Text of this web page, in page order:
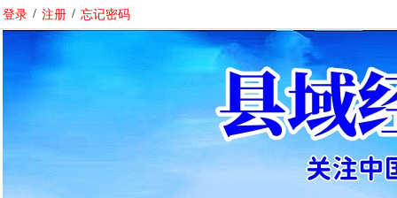
登录 / 注册 / 忘记密码